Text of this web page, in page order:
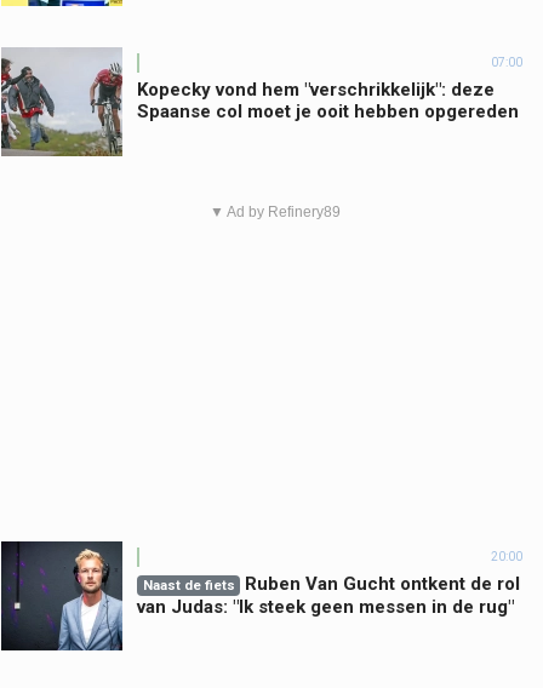
07:00
Kopecky vond hem "verschrikkelijk": deze
Spaanse col moet je ooit hebben opgereden
▼ Ad by Refinery89
20:00
Naast de fiets
Ruben Van Gucht ontkent de rol
van Judas: "Ik steek geen messen in de rug"